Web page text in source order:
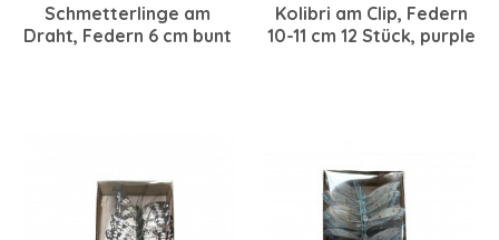
Schmetterlinge am
Draht, Federn 6 cm bunt
Kolibri am Clip, Federn
10-11 cm 12 Stück, purple